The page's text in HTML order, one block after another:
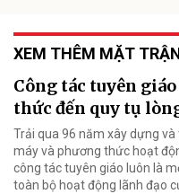
XEM THÊM MẶT
Công tác tuyên
thức đến quy tụ
Trải qua 96 năm xây dựng
máy và phương thức hoạt
công tác tuyên giáo luôn là
toàn bộ hoạt động lãnh đạo